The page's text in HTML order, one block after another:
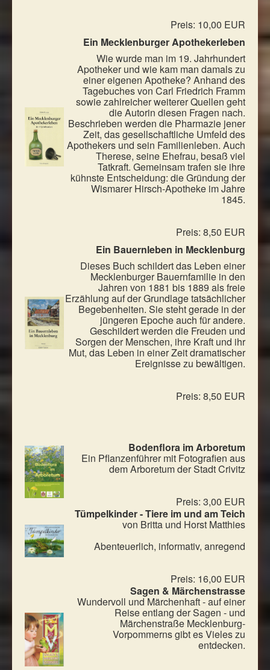
Preis: 10,00 EUR
Ein Mecklenburger Apothekerleben
Wie wurde man im 19. Jahrhundert
Apotheker und wie kam man damals zu
einer eigenen Apotheke? Anhand des
Tagebuches von Carl Friedrich Framm
sowie zahlreicher weiterer Quellen geht
die Autorin diesen Fragen nach.
Beschrieben werden die Pharmazie jener
Zeit, das gesellschaftliche Umfeld des
Apothekers und sein Familienleben. Auch
Therese, seine Ehefrau, besaß viel
Tatkraft. Gemeinsam trafen sie ihre
kühnste Entscheidung: die Gründung der
Wismarer Hirsch-Apotheke im Jahre
1845.
Preis: 8,50 EUR
Ein Bauernleben in Mecklenburg
Dieses Buch schildert das Leben einer
Mecklenburger Bauernfamilie in den
Jahren von 1881 bis 1889 als freie
Erzählung auf der Grundlage tatsächlicher
Begebenheiten. Sie steht gerade in der
jüngeren Epoche auch für andere.
Geschildert werden die Freuden und
Sorgen der Menschen, ihre Kraft und ihr
Mut, das Leben in einer Zeit dramatischer
Ereignisse zu bewältigen.
Preis: 8,50 EUR
Bodenflora im Arboretum
Ein Pflanzenführer mit Fotografien aus
dem Arboretum der Stadt Crivitz
Preis: 3,00 EUR
Tümpelkinder - Tiere im und am Teich
von Britta und Horst Matthies
Abenteuerlich, informativ, anregend
Preis: 16,00 EUR
Sagen & Märchenstrasse
Wundervoll und Märchenhaft - auf einer
Reise entlang der Sagen - und
Märchenstraße Mecklenburg-
Vorpommerns gibt es Vieles zu
entdecken.